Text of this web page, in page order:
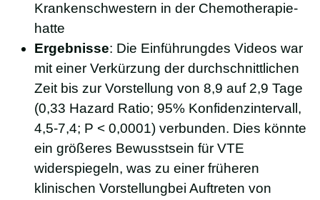
Krankenschwestern in der Chemotherapie-
hatte
Ergebnisse: Die Einführungdes Videos war
mit einer Verkürzung der durchschnittlichen
Zeit bis zur Vorstellung von 8,9 auf 2,9 Tage
(0,33 Hazard Ratio; 95% Konfidenzintervall,
4,5-7,4; P < 0,0001) verbunden. Dies könnte
ein größeres Bewusstsein für VTE
widerspiegeln, was zu einer früheren
klinischen Vorstellungbei Auftreten von